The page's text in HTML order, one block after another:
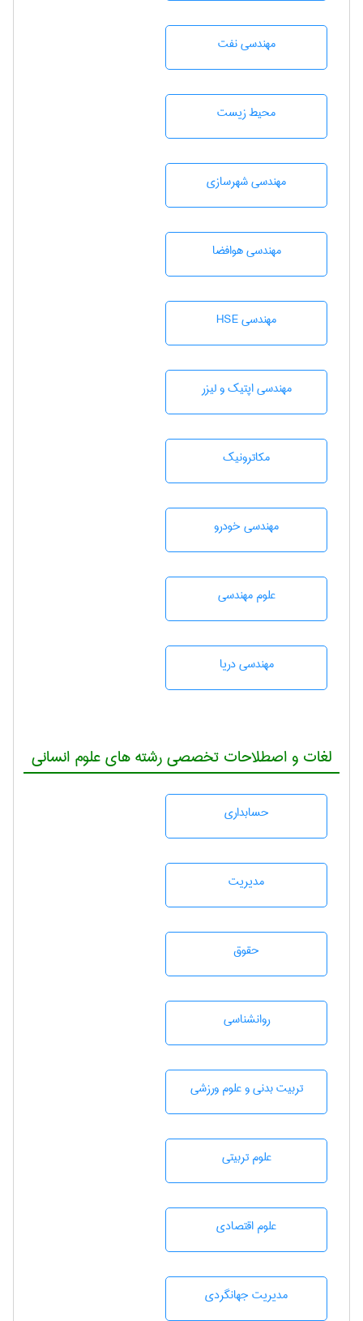
مهندسی نفت
محيط زيست
مهندسی شهرسازی
مهندسی هوافضا
مهندسی HSE
مهندسی اپتیک و لیزر
مکاترونیک
مهندسی خودرو
علوم مهندسی
مهندسی دریا
لغات و اصطلاحات تخصصی رشته های علوم انسانی
حسابداری
مديريت
حقوق
روانشناسی
تربيت بدنی و علوم ورزشی
علوم تربيتی
علوم اقتصادی
مديريت جهانگردی